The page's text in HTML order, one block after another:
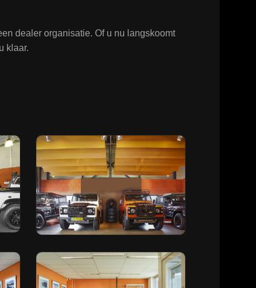
dealer organisatie. Of u nu langskoomt
klaar.